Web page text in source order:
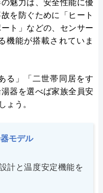
魅力は、安全性能に優
を防ぐために「ヒート
ト」などの、センサー
機能が搭載されていま
る」「二世帯同居をす
器を選べば家族全員安
ょう。
モデル
計と温度安定機能を